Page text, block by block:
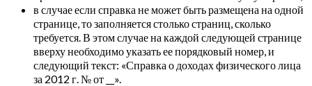
в случае если справка не может быть размещена на одной
странице, то заполняется столько страниц, сколько
требуется. В этом случае на каждой следующей странице
вверху необходимо указать ее порядковый номер, и
следующий текст: «Справка о доходах физического лица
за 2012 г. № от __».